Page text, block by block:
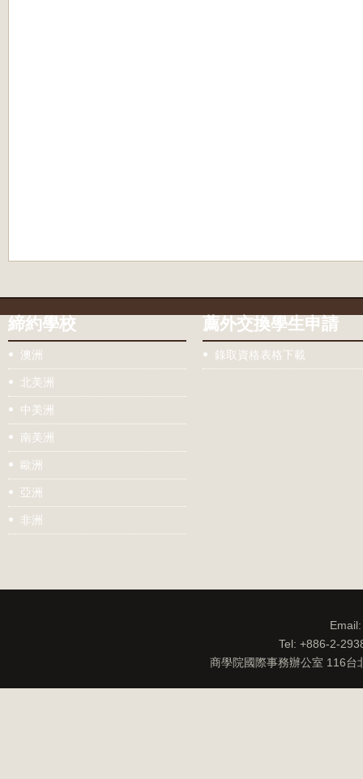
締約學校
澳洲
北美洲
中美洲
南美洲
歐洲
亞洲
非洲
薦外交換學生申請
錄取資格表格下載
Tel: +886-2-
商學院國際事務辦公室 116台